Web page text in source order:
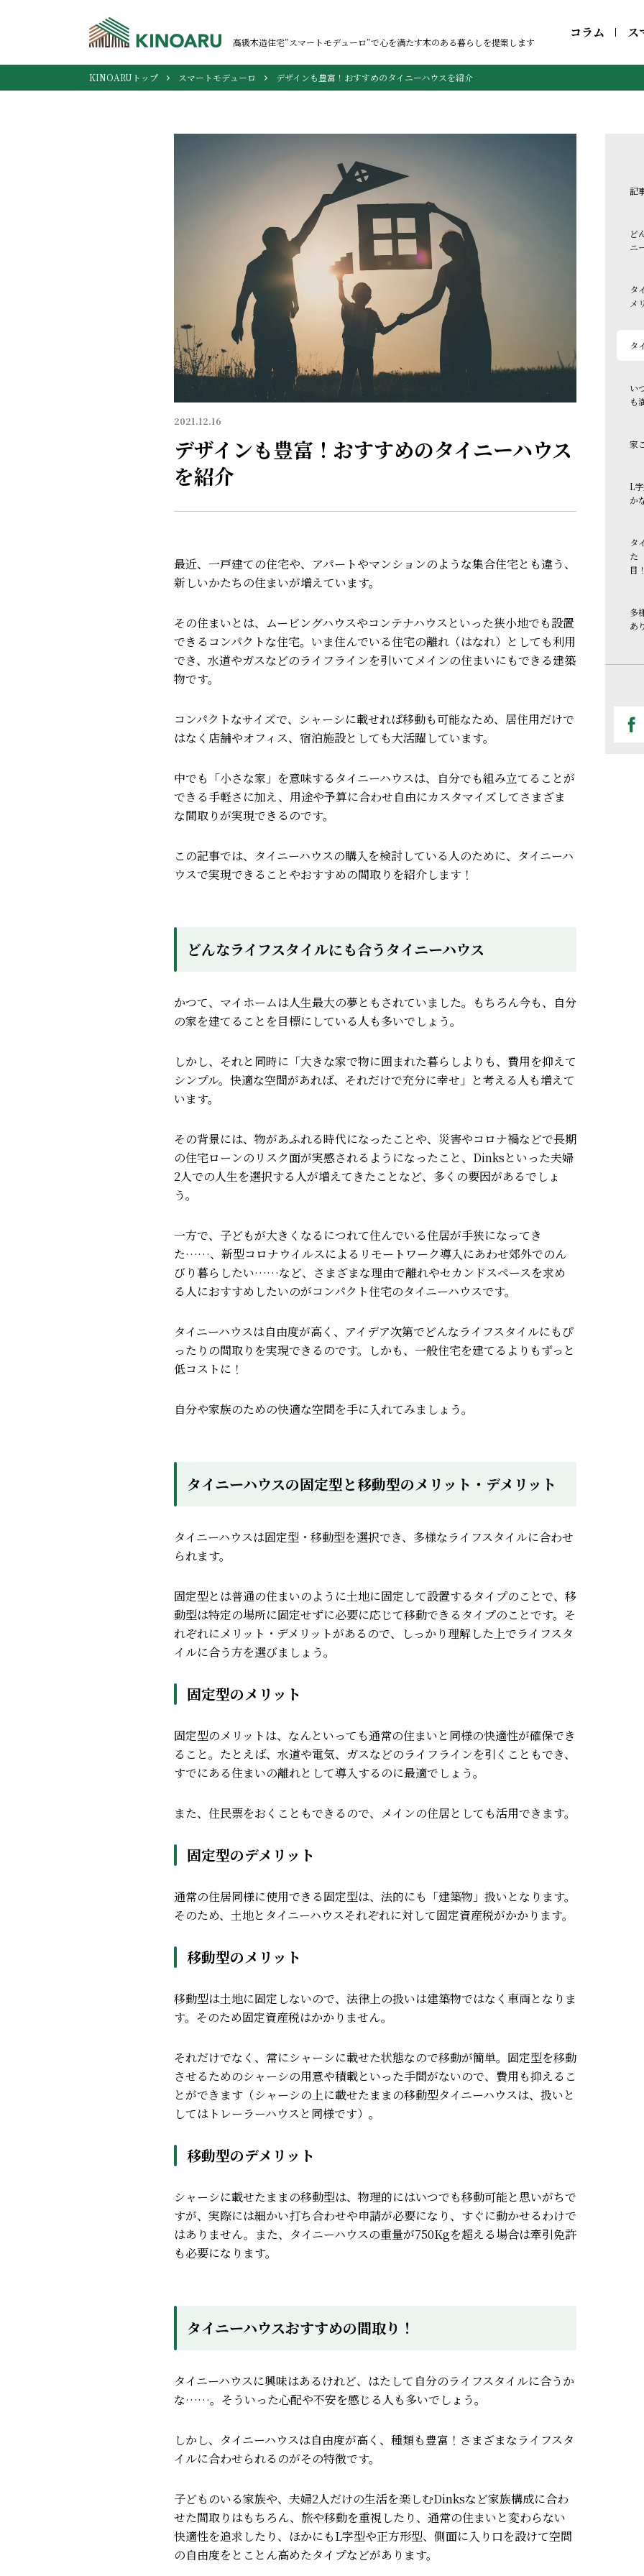
高級木造住宅”スマートモデューロ”で心を満たす木のある暮らしを提案します
コラム ス
KINOARUトップ スマートモデューロ デザインも豊富！おすすめのタイニーハウスを紹介
2021.12.16
デザインも豊富！おすすめのタイニーハウス
を紹介
最近、一戸建ての住宅や、アパートやマンションのような集合住宅とも違う、
新しいかたちの住まいが増えています。
その住まいとは、ムービングハウスやコンテナハウスといった狭小地でも設置
できるコンパクトな住宅。いま住んでいる住宅の離れ（はなれ）としても利用
でき、水道やガスなどのライフラインを引いてメインの住まいにもできる建築
物です。
コンパクトなサイズで、シャーシに載せれば移動も可能なため、居住用だけで
はなく店舗やオフィス、宿泊施設としても大活躍しています。
中でも「小さな家」を意味するタイニーハウスは、自分でも組み立てることが
できる手軽さに加え、用途や予算に合わせ自由にカスタマイズしてさまざま
な間取りが実現できるのです。
この記事では、タイニーハウスの購入を検討している人のために、タイニーハ
ウスで実現できることやおすすめの間取りを紹介します！
どんなライフスタイルにも合うタイニーハウス
かつて、マイホームは人生最大の夢ともされていました。
もちろん今も、自分
の家を建てることを目標にしている人も多いでしょう。
しかし、それと同時に「大きな家で物に囲まれた暮らしよりも、費用を抑えて
シンプル。快適な空間があれば、それだけで充分に幸せ」と考える人も増えて
います。
その背景には、物があふれる時代になったことや、災害やコロナ禍などで長期
の住宅ローンのリスク面が実感されるようになったこと、Dinksといった夫婦
2人での人生を選択する人が増えてきたことなど、多くの要因があるでしょ
う。
一方で、子どもが大きくなるにつれて住んでいる住居が手狭になってき
た……、 新型コロナウイルスによるリモートワーク導入にあわせ郊外でのん
びり暮らしたい……など、 さまざまな理由で離れやセカンドスペースを求め
る人におすすめしたいのがコンパクト住宅のタイニーハウスです。
タイニーハウスは自由度が高く、アイデア次第でどんなライフスタイルにもぴ
ったりの間取りを実現できるのです。
しかも、一般住宅を建てるよりもずっと
低コストに！
自分や家族のための快適な空間を手に入れてみましょう。
タイニーハウスの固定型と移動型のメリット・デメリット
タイニーハウスは固定型・移動型を選択でき、多様なライフスタイルに合わせ
られます。
固定型とは普通の住まいのように土地に固定して設置するタイプのことで、 移
動型は特定の場所に固定せずに必要に応じて移動できるタイプのことです。 そ
れぞれにメリット・デメリットがあるので、しっかり理解した上でライフスタ
イルに合う方を選びましょう。
固定型のメリット
固定型のメリットは、なんといっても通常の住まいと同様の快適性が確保でき
ること。 たとえば、水道や電気、ガスなどのライフラインを引くこともでき、
すでにある住まいの離れとして導入するのに最適でしょう。
また、住民票をおくこともできるので、メインの住居としても活用できます。
固定型のデメリット
通常の住居同様に使用できる固定型は、法的にも「建築物」扱いとなります。
そのため、土地とタイニーハウスそれぞれに対して固定資産税がかかります。
移動型のメリット
移動型は土地に固定しないので、法律上の扱いは建築物ではなく車両となりま
す。 そのため固定資産税はかかりません。
それだけでなく、常にシャーシに載せた状態なので移動が簡単。 固定型を移動
させるためのシャーシの用意や積載といった手間がないので、費用も抑えるこ
とができます（シャーシの上に載せたままの移動型タイニーハウスは、扱いと
してはトレーラーハウスと同様です）。
移動型のデメリット
シャーシに載せたままの移動型は、物理的にはいつでも移動可能と思いがちで
すが、実際には細かい打ち合わせや申請が必要になり、すぐに動かせるわけで
はありません。 また、タイニーハウスの重量が750Kgを超える場合は牽引免許
も必要になります。
タイニーハウスおすすめの間取り！
タイニーハウスに興味はあるけれど、はたして自分のライフスタイルに合うか
な……。そういった心配や不安を感じる人も多いでしょう。
しかし、タイニーハウスは自由度が高く、種類も豊富！ さまざまなライフスタ
イルに合わせられるのがその特徴です。
子どものいる家族や、夫婦2人だけの生活を楽しむDinksなど家族構成に合わ
せた間取りはもちろん、旅や移動を重視したり、通常の住まいと変わらない
快適性を追求したり、ほかにもL字型や正方形型、側面に入り口を設けて空間
の自由度をとことん高めたタイプなどがあります。
記
ど
ニ
タ
メ
タ
い
も
家
L
か
タ
た
目！
多
あ